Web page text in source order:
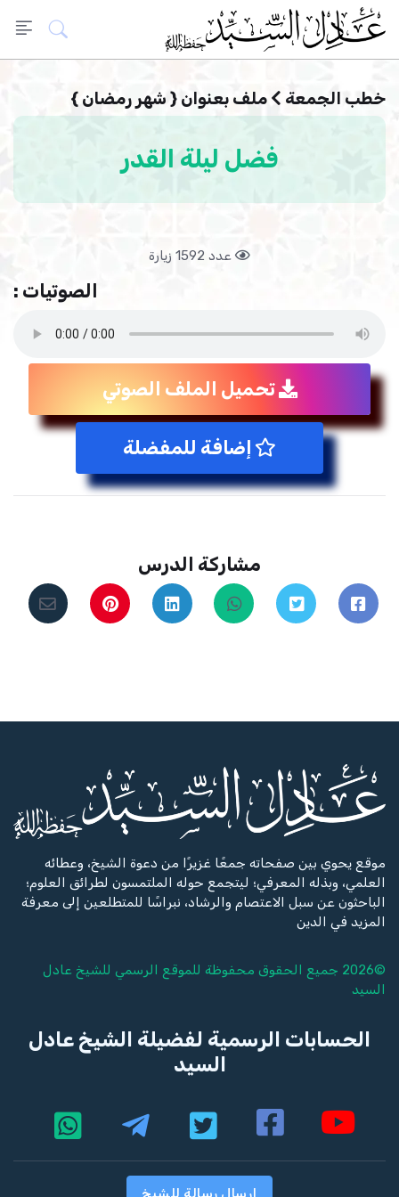
خطب الجمعة ملف بعنوان { شهر رمضان }
فضل ليلة القدر
عدد 1592 زيارة
الصوتيات :
تحميل الملف الصوتي
إضافة للمفضلة
مشاركة الدرس
موقع يحوي بين صفحاته جمعًا غزيرًا من دعوة الشيخ، وعطائه
العلمي، وبذله المعرفي؛ ليتجمع حوله الملتمسون لطرائق العلوم؛
الباحثون عن سبل الاعتصام والرشاد، نبراسًا للمتطلعين إلى معرفة
المزيد في الدين
©2026 جميع الحقوق محفوظة للموقع الرسمي للشيخ
عادل
السيد
الحسابات الرسمية لفضيلة الشيخ عادل
السيد
إرسال رسالة للشيخ